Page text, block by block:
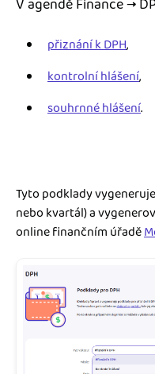
Spřátelené účetní
Katalog doplňků
Jak se vyznat ve
Blog
mini akademie
Fakturační poradna
přiznání k DPH,
kontrolní hlášení,
souhrnné hlášení.
Tyto podklady
nebo kvartál) a
online finančním úřadě